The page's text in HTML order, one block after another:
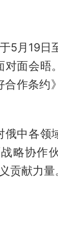
5月19日
面会晤
作条约
中各领
略协作
贡献力量